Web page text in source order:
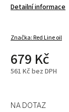
Detailní informace
Značka:Red Line oil
679 Kč
561 Kč bez DPH
NA DOTAZ